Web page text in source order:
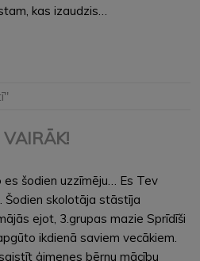
kas izaudzis…
VAIRĀK!
es šodien uzzīmēju… Es Tev
Šodien skolotāja stāstīja
ejot, 3.grupas mazie Sprīdīši
ikdienā saviem vecākiem.
ģimenes bērnu mācību